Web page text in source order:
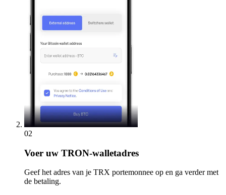
02
Voer uw TRON-walletadres
Geef het adres van je TRX portemonnee op en ga verder met
de betaling.